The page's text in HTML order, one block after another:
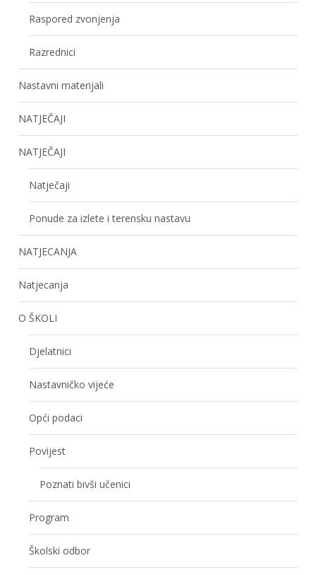
Raspored zvonjenja
Razrednici
Nastavni materijali
NATJEČAJI
NATJEČAJI
Natječaji
Ponude za izlete i terensku nastavu
NATJECANJA
Natjecanja
O ŠKOLI
Djelatnici
Nastavničko vijeće
Opći podaci
Povijest
Poznati bivši učenici
Program
Školski odbor